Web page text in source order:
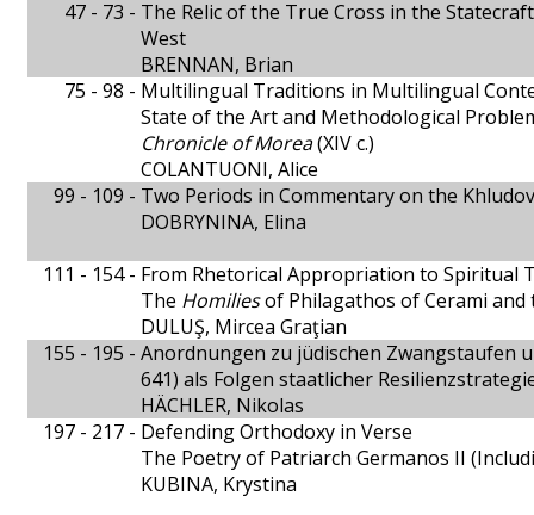
47 - 73 - The Relic of the True Cross in the
West
BRENNAN, Brian
75 - 98 - Multilingual Traditions in Multilingual
State of the Art and Methodological
Chronicle of Morea(XIV c.)
COLANTUONI, Alice
99 - 109 - Two Periods in Commentary on the
DOBRYNINA, Elina
111 - 154 - From Rhetorical Appropriation to Spiritual
The Homiliesof Philagathos of Cerami and
DULUŞ, Mircea Graţian
155 - 195 - Anordnungen zu jüdischen Zwangstaufen
641) als Folgen staatlicher
HÄCHLER, Nikolas
197 - 217 - Defending Orthodoxy in Verse
The Poetry of Patriarch Germanos II
KUBINA, Krystina